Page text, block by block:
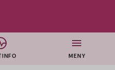
MENY